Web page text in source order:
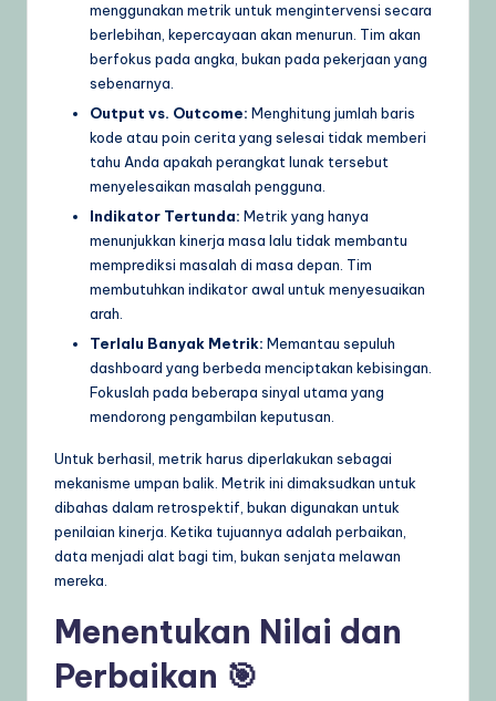
menggunakan metrik untuk mengintervensi secara
berlebihan, kepercayaan akan menurun. Tim akan
berfokus pada angka, bukan pada pekerjaan yang
sebenarnya.
Output vs. Outcome: Menghitung jumlah baris
kode atau poin cerita yang selesai tidak memberi
tahu Anda apakah perangkat lunak tersebut
menyelesaikan masalah pengguna.
Indikator Tertunda: Metrik yang hanya
menunjukkan kinerja masa lalu tidak membantu
memprediksi masalah di masa depan. Tim
membutuhkan indikator awal untuk menyesuaikan
arah.
Terlalu Banyak Metrik: Memantau sepuluh
dashboard yang berbeda menciptakan kebisingan.
Fokuslah pada beberapa sinyal utama yang
mendorong pengambilan keputusan.
Untuk berhasil, metrik harus diperlakukan sebagai
mekanisme umpan balik. Metrik ini dimaksudkan untuk
dibahas dalam retrospektif, bukan digunakan untuk
penilaian kinerja. Ketika tujuannya adalah perbaikan,
data menjadi alat bagi tim, bukan senjata melawan
mereka.
Menentukan Nilai dan
Perbaikan 🎯